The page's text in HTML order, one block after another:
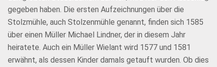
gegeben haben. Die ersten Aufzeichnungen über die
Stolzmühle, auch Stolzenmühle genannt, finden sich 1585
über einen Müller Michael Lindner, der in diesem Jahr
heiratete. Auch ein Müller Wielant wird 1577 und 1581
erwähnt, als dessen Kinder damals getauft wurden. Ob dies